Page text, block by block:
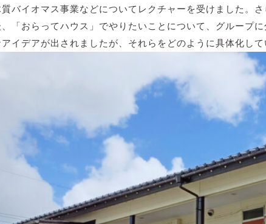
バイオマス事業などについてレクチャーを受けました。
「おらってハウス」でやりたいことについて、グループ
イデアが出されましたが、それらをどのように具体化し